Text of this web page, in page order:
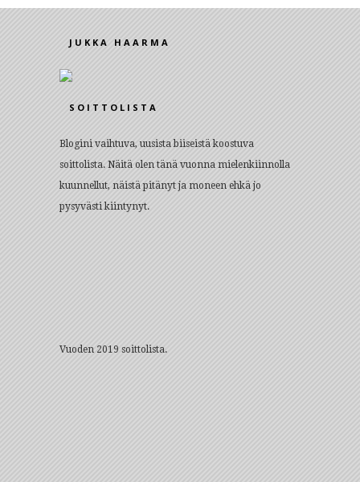
JUKKA HAARMA
SOITTOLISTA
Blogini vaihtuva, uusista biiseistä koostuva
soittolista. Näitä olen tänä vuonna mielenkiinnolla
kuunnellut, näistä pitänyt ja moneen ehkä jo
pysyvästi kiintynyt.
Vuoden 2019 soittolista.